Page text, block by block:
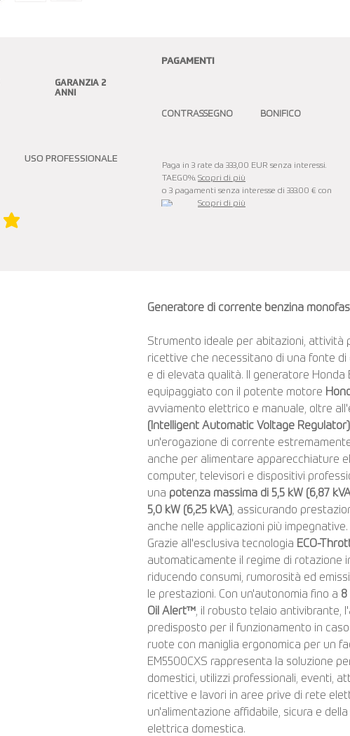
GARANZIA 2
ANNI
USO PROFESSIONALE
su 5
PAGAMENTI
CONTRASSEGNO BONIFICO
Paga in 3 rate da 333,00 EUR senza interessi.
TAEG0%. Scopri di più
o 3 pagamenti senza interesse di 333.00 € con
Scopri di più
Generatore di corrente benzina
Strumento ideale per abitazioni, attività
ricettive che necessitano di una fonte di
e di elevata qualità. Il generatore Honda
equipaggiato con il potente motore
avviamento elettrico e manuale, oltre
(Intelligent Automatic Voltage Regulator)
un'erogazione di corrente
anche per alimentare apparecchiature
computer, televisori e dispositivi
una potenza massima di 5,5 kW (6,87
5,0 kW (6,25 kVA), assicurando
anche nelle applicazioni più impegnative.
Grazie all'esclusiva tecnologia ECO-
automaticamente il regime di rotazione
riducendo consumi, rumorosità ed
le prestazioni. Con un'autonomia fino a 8
Oil Alert™, il robusto telaio antivibrante,
predisposto per il funzionamento in
ruote con maniglia ergonomica per un
EM5500CXS rappresenta la soluzione
domestici, utilizzi professionali, eventi,
ricettive e lavori in aree prive di rete
un'alimentazione affidabile, sicura e
elettrica domestica.